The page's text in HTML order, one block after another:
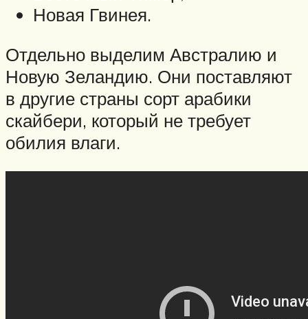
Новая Гвинея.
Отдельно выделим Австралию и
Новую Зеландию. Они поставляют
в другие страны сорт арабики
скайбери, который не требует
обилия влаги.